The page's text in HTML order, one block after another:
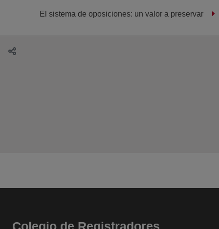
El sistema de oposiciones: un valor a preservar
Colegio de Registradores